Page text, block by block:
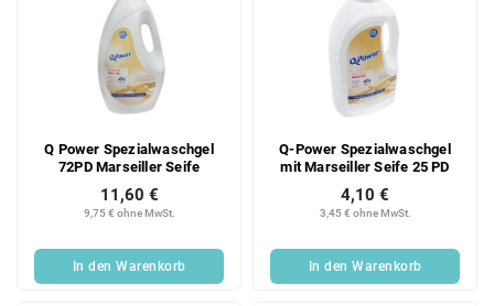
Q Power Spezialwaschgel
72PD Marseiller Seife
9,75 € ohne MwSt.
11,60 €
In den Warenkorb
Q-Power Spezialwaschgel
mit Marseiller Seife 25 PD
3,45 € ohne MwSt.
4,10 €
In den Warenkorb